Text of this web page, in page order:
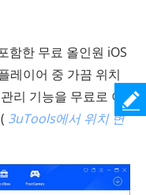
함한 무료 올인원 iOS
레이어 중 가끔 위치
리 기능을 무료로 이
3uTools에서 위치 변